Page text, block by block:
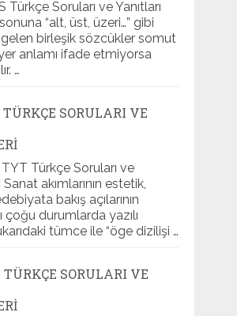
Türkçe Soruları ve Yanıtları
“alt, üst, üzeri…” gibi
birleşik sözcükler somut
anlamı ifade etmiyorsa
…
SORULARI VE
Türkçe Soruları ve
akımlarının estetik,
bakış açılarının
çoğu durumlarda yazılı
tümce ile “öge dizilişi …
SORULARI VE